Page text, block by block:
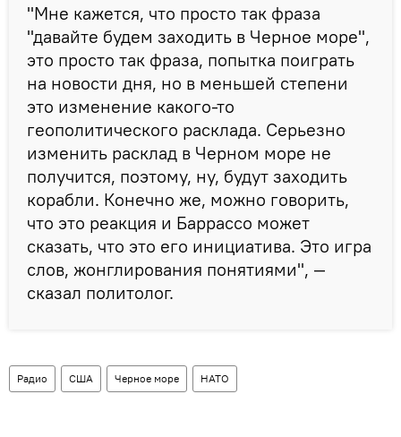
"Мне кажется, что просто так фраза
"давайте будем заходить в Черное море",
это просто так фраза, попытка поиграть
на новости дня, но в меньшей степени
это изменение какого-то
геополитического расклада. Серьезно
изменить расклад в Черном море не
получится, поэтому, ну, будут заходить
корабли. Конечно же, можно говорить,
что это реакция и Баррассо может
сказать, что это его инициатива. Это игра
слов, жонглирования понятиями", —
сказал политолог.
Радио США Черное море НАТО